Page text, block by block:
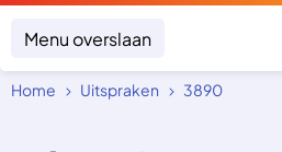
Menu overslaan
Home Uitspraken 3890